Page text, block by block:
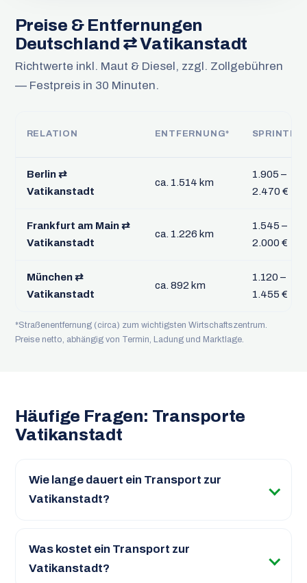
Preise & Entfernungen
Deutschland ⇄ Vatikanstadt
Richtwerte inkl. Maut & Diesel, zzgl. Zollgebühren
— Festpreis in 30 Minuten.
RELATION ENTFERNUNG* SPRINTER
Berlin ⇄
Vatikanstadt
ca. 1.514 km
1.905 –
2.470 €
Frankfurt am Main ⇄
Vatikanstadt
ca. 1.226 km
1.545 –
2.000 €
München ⇄
Vatikanstadt
ca. 892 km
1.120 –
1.455 €
*Straßenentfernung (circa) zum wichtigsten Wirtschaftszentrum.
Preise netto, abhängig von Termin, Ladung und Marktlage.
Häufige Fragen: Transporte
Vatikanstadt
Wie lange dauert ein Transport zur
Vatikanstadt?
Was kostet ein Transport zur
Vatikanstadt?